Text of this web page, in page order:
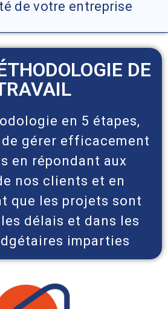
de votre entreprise
DE
en 5 étapes,
gérer efficacement
en répondant aux
nos clients et en
que les projets sont
délais et dans les
imparties